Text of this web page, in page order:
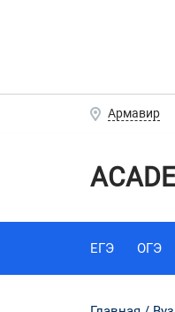
Армавир
ЕГЭ ОГЭ